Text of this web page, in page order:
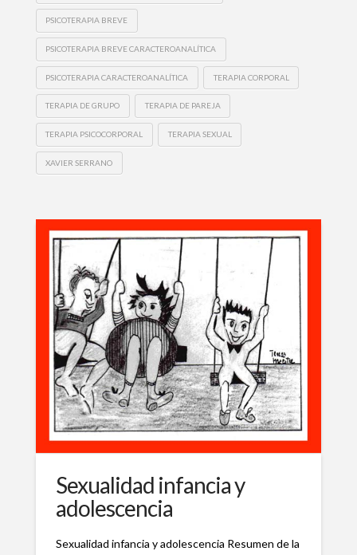
PSICOTERAPIA BREVE
PSICOTERAPIA BREVE CARACTEROANALÍTICA
PSICOTERAPIA CARACTEROANALÍTICA TERAPIA CORPORAL
TERAPIA DE GRUPO TERAPIA DE PAREJA
TERAPIA PSICOCORPORAL TERAPIA SEXUAL
XAVIER SERRANO
Sexualidad infancia y
adolescencia
Sexualidad infancia y adolescencia Resumen de la